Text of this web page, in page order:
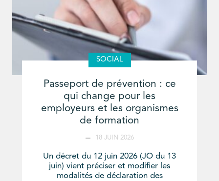
SOCIAL
Passeport de prévention : ce
qui change pour les
employeurs et les organismes
de formation
18 JUIN 2026
Un décret du 12 juin 2026 (JO du 13
juin) vient préciser et modifier les
modalités de déclaration des